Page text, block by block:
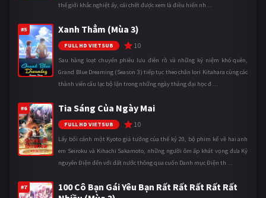
thế giới khắc nghiệt ấy, cái chết được xem là điều hiển nh ...
#5 Xanh Thẳm (Mùa 3)
FULL HD VIETSUB 10
Sau hàng loạt chuyến phiêu lưu điên rồ và những kỷ niệm khó quên,
Grand Blue Dreaming (Season 3) tiếp tục theo chân Iori Kitahara cùng các
thành viên câu lạc bộ lặn trong những ngày tháng đại học đ ...
#6 Tia Sáng Của Ngày Mai
FULL HD VIETSUB 10
Lấy bối cảnh một Kyoto giả tưởng của thế kỷ 20, bộ phim kể về hai anh
em Seiroku và Kihachi Sakamoto, những người ôm ấp khát vọng đưa Kỷ
nguyên Điện đến với đất nước thông qua cuốn Danh mục Điện th ...
#7
100 Cô Bạn Gái Yêu Bạn Rất Rất Rất Rất Rất